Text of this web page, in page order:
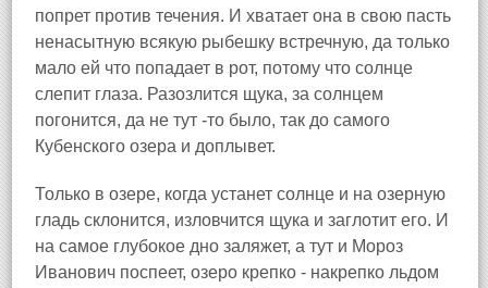
попрет против течения. И хватает она в свою пасть
ненасытную всякую рыбешку встречную, да только
мало ей что попадает в рот, потому что солнце
слепит глаза. Разозлится щука, за солнцем
погонится, да не тут -то было, так до самого
Кубенского озера и доплывет.
Только в озере, когда устанет солнце и на озерную
гладь склонится, изловчится щука и заглотит его. И
на самое глубокое дно заляжет, а тут и Мороз
Иванович поспеет, озеро крепко - накрепко льдом